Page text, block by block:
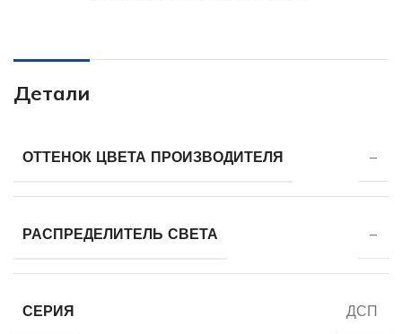
Детали
ОТТЕНОК ЦВЕТА ПРОИЗВОДИТЕЛЯ –
РАСПРЕДЕЛИТЕЛЬ СВЕТА –
СЕРИЯ ДСП